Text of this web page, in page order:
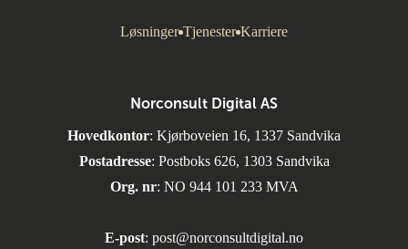
Løsninger Tjenester Karriere
Norconsult Digital AS
Hovedkontor: Kjørboveien 16, 1337 Sandvika
Postadresse: Postboks 626, 1303 Sandvika
Org. nr: NO 944 101 233 MVA
E-post: post@norconsultdigital.no